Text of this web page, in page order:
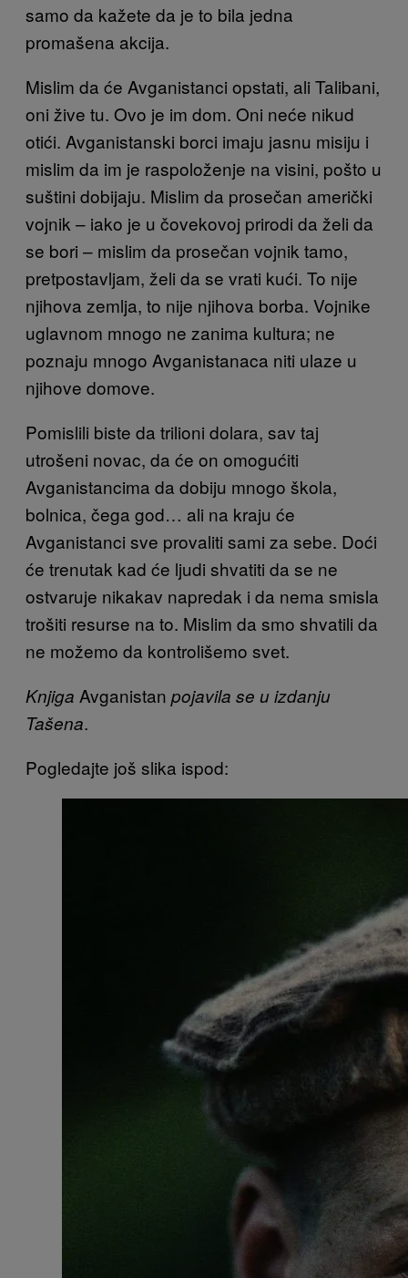
samo da kažete da je to bila jedna
promašena akcija.
Mislim da će Avganistanci opstati, ali Talibani,
oni žive tu. Ovo je im dom. Oni neće nikud
otići. Avganistanski borci imaju jasnu misiju i
mislim da im je raspoloženje na visini, pošto u
suštini dobijaju. Mislim da prosečan američki
vojnik – iako je u čovekovoj prirodi da želi da
se bori – mislim da prosečan vojnik tamo,
pretpostavljam, želi da se vrati kući. To nije
njihova zemlja, to nije njihova borba. Vojnike
uglavnom mnogo ne zanima kultura; ne
poznaju mnogo Avganistanaca niti ulaze u
njihove domove.
Pomislili biste da trilioni dolara, sav taj
utrošeni novac, da će on omogućiti
Avganistancima da dobiju mnogo škola,
bolnica, čega god… ali na kraju će
Avganistanci sve provaliti sami za sebe. Doći
će trenutak kad će ljudi shvatiti da se ne
ostvaruje nikakav napredak i da nema smisla
trošiti resurse na to. Mislim da smo shvatili da
ne možemo da kontrolišemo svet.
Knjiga Avganistan pojavila se u izdanju
Tašena.
Pogledajte još slika ispod: